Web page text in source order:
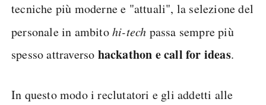
tecniche più moderne e "attuali", la selezione del
personale in ambitohi-tech passa sempre più
spesso attraverso hackathon e call for ideas.
In questo modo i reclutatori e gli addetti alle